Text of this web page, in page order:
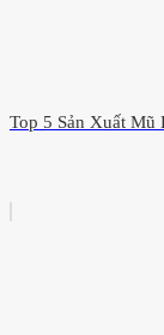
Top 5 Sản Xuất Mũ